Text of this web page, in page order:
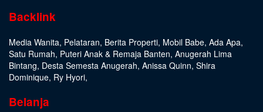
Backlink
Media Wanita, Pelataran, Berita Properti, Mobil Babe, Ada Apa,
Satu Rumah, Puteri Anak & Remaja Banten, Anugerah Lima
Bintang, Desta Semesta Anugerah, Anissa Quinn, Shira
Dominique, Ry Hyori,
Belanja